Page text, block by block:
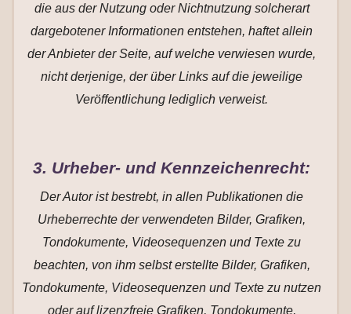
die aus der Nutzung oder Nichtnutzung solcherart
dargebotener Informationen entstehen, haftet allein
der Anbieter der Seite, auf welche verwiesen wurde,
nicht derjenige, der über Links auf die jeweilige
Veröffentlichung lediglich verweist.
3. Urheber- und Kennzeichenrecht:
Der Autor ist bestrebt, in allen Publikationen die
Urheberrechte der verwendeten Bilder, Grafiken,
Tondokumente, Videosequenzen und Texte zu
beachten, von ihm selbst erstellte Bilder, Grafiken,
Tondokumente, Videosequenzen und Texte zu nutzen
oder auf lizenzfreie Grafiken, Tondokumente,